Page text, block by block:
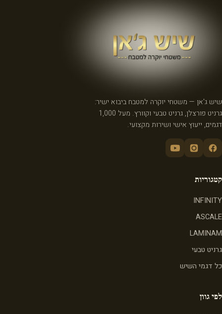
שיש ג'אן — משטחי יוקרה למטבח ביבוא ישיר:
גרניט פורצלן, גרניט טבעי וקוורץ. מעל 1,000
דגמים, ייעוץ אישי ושירות מקצועי.
קטגוריות
INFINITY
ASCALE
LAMINAM
גרניט טבעי
כל דגמי השיש
לפי גוון